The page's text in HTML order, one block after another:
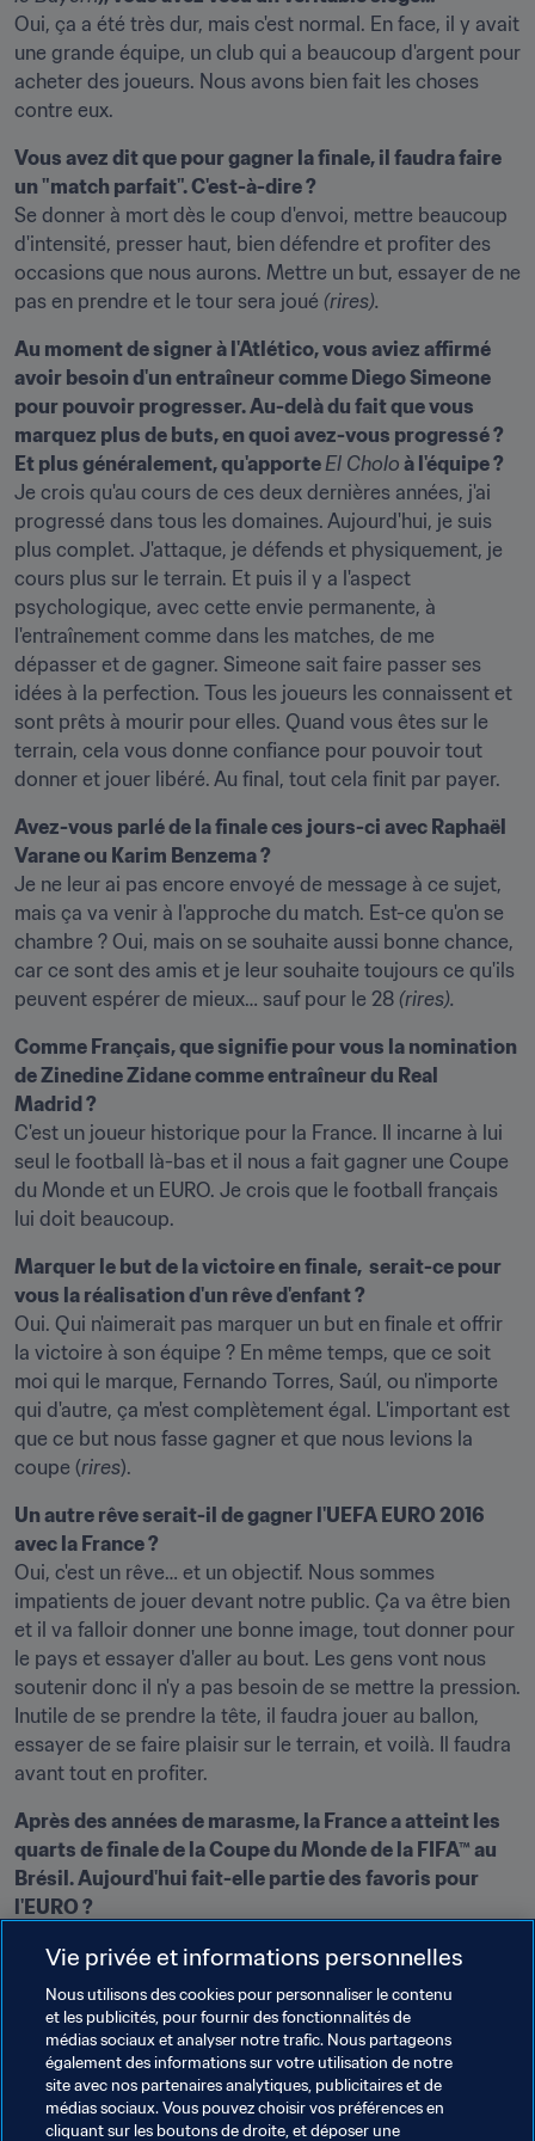
Oui, ça a été très dur, mais c'est normal. En face, il y avait
une grande équipe, un club qui a beaucoup d'argent pour
acheter des joueurs. Nous avons bien fait les choses
contre eux.
Vous avez dit que pour gagner la finale, il faudra faire
un "match parfait". C'est-à-dire ?
Se donner à mort dès le coup d'envoi, mettre beaucoup
d'intensité, presser haut, bien défendre et profiter des
occasions que nous aurons. Mettre un but, essayer de ne
pas en prendre et le tour sera joué (rires).
Au moment de signer à l'Atlético, vous aviez affirmé
avoir besoin d'un entraîneur comme Diego Simeone
pour pouvoir progresser. Au-delà du fait que vous
marquez plus de buts, en quoi avez-vous progressé ?
Et plus généralement, qu'apporte El Cholo à l'équipe ?
Je crois qu'au cours de ces deux dernières années, j'ai
progressé dans tous les domaines. Aujourd'hui, je suis
plus complet. J'attaque, je défends et physiquement, je
cours plus sur le terrain. Et puis il y a l'aspect
psychologique, avec cette envie permanente, à
l'entraînement comme dans les matches, de me
dépasser et de gagner. Simeone sait faire passer ses
idées à la perfection. Tous les joueurs les connaissent et
sont prêts à mourir pour elles. Quand vous êtes sur le
terrain, cela vous donne confiance pour pouvoir tout
donner et jouer libéré. Au final, tout cela finit par payer.
Avez-vous parlé de la finale ces jours-ci avec Raphaël
Varane ou Karim Benzema ?
Je ne leur ai pas encore envoyé de message à ce sujet,
mais ça va venir à l'approche du match. Est-ce qu'on se
chambre ? Oui, mais on se souhaite aussi bonne chance,
car ce sont des amis et je leur souhaite toujours ce qu'ils
peuvent espérer de mieux… sauf pour le 28 (rires).
Comme Français, que signifie pour vous la nomination
de Zinedine Zidane comme entraîneur du Real
Madrid ?
C'est un joueur historique pour la France. Il incarne à lui
seul le football là-bas et il nous a fait gagner une Coupe
du Monde et un EURO. Je crois que le football français
lui doit beaucoup.
Marquer le but de la victoire en finale,  serait-ce pour
vous la réalisation d'un rêve d'enfant ?
Oui. Qui n'aimerait pas marquer un but en finale et offrir
la victoire à son équipe ? En même temps, que ce soit
moi qui le marque, Fernando Torres, Saúl, ou n'importe
qui d'autre, ça m'est complètement égal. L'important est
que ce but nous fasse gagner et que nous levions la
coupe (rires).
Un autre rêve serait-il de gagner l'UEFA EURO 2016
avec la France ?
Oui, c'est un rêve… et un objectif. Nous sommes
impatients de jouer devant notre public. Ça va être bien
et il va falloir donner une bonne image, tout donner pour
le pays et essayer d'aller au bout. Les gens vont nous
soutenir donc il n'y a pas besoin de se mettre la pression.
Inutile de se prendre la tête, il faudra jouer au ballon,
essayer de se faire plaisir sur le terrain, et voilà. Il faudra
avant tout en profiter.
Après des années de marasme, la France a atteint les
quarts de finale de la Coupe du Monde de la FIFA™ au
Brésil. Aujourd'hui fait-elle partie des favoris pour
l'EURO ?
compétition au Mondial. Contre l'Allemagne, nous avons
manqué de réussite (la France avait perdu 1:0 en quart
J'ai revu ce match. Nous avons eu plusieurs très belles
occasions, mais Manuel Neuer était dans la forme de sa
vie. Il a tout arrêté. Nous avons tiré les leçons de cet
échec et j'espère qu'elles nous serviront pour soulever le
trophée de l'EURO.
Vie privée et informations personnelles
Nous utilisons des cookies pour personnaliser le contenu
et les publicités, pour fournir des fonctionnalités de
médias sociaux et analyser notre trafic. Nous partageons
également des informations sur votre utilisation de notre
site avec nos partenaires analytiques, publicitaires et de
médias sociaux. Vous pouvez choisir vos préférences en
cliquant sur les boutons de droite, et déposer une